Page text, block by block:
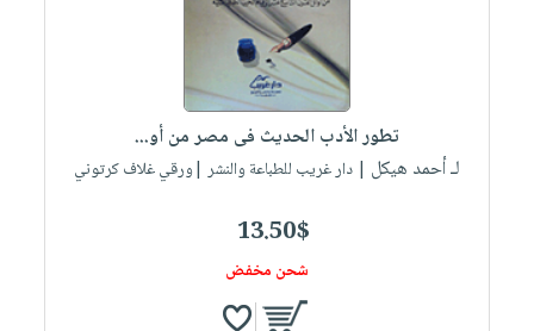
تطور الأدب الحديث فى مصر من أو...
لـ أحمد هيكل | دار غريب للطباعة والنشر |ورقي غلاف كرتوني
13.50$
شحن مخفض